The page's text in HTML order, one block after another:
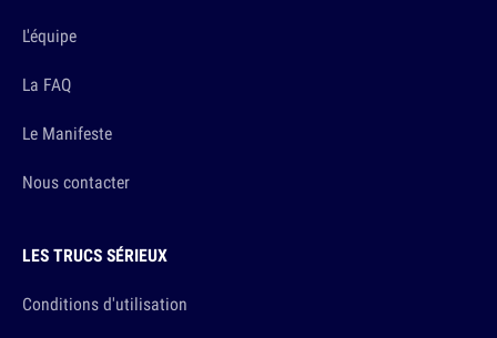
L'équipe
La FAQ
Le Manifeste
Nous contacter
LES TRUCS SÉRIEUX
Conditions d'utilisation